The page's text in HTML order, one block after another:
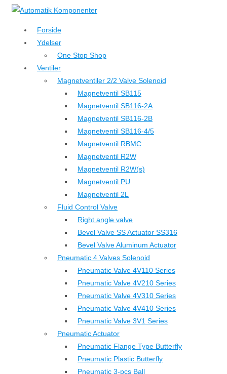
↓
hovedindhold
Forside
Ydelser
One Stop Shop
Ventiler
Magnetventiler 2/2 Valve Solenoid
Magnetventil SB115
Magnetventil SB116-2A
Magnetventil SB116-2B
Magnetventil SB116-4/5
Magnetventil RBMC
Magnetventil R2W
Magnetventil R2W(s)
Magnetventil PU
Magnetventil 2L
Fluid Control Valve
Right angle valve
Bevel Valve SS Actuator SS316
Bevel Valve Aluminum Actuator
Pneumatic 4 Valves Solenoid
Pneumatic Valve 4V110 Series
Pneumatic Valve 4V210 Series
Pneumatic Valve 4V310 Series
Pneumatic Valve 4V410 Series
Pneumatic Valve 3V1 Series
Pneumatic Actuator
Pneumatic Flange Type Butterfly
Pneumatic Plastic Butterfly
Pneumatic 3-pcs Ball